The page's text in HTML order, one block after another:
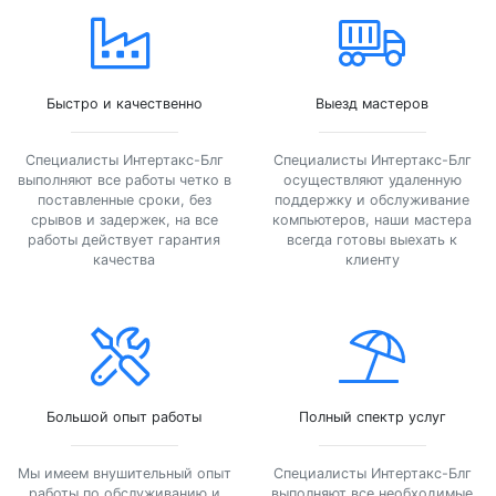
Быстро и качественно
Специалисты Интертакс-Блг
выполняют все работы четко в
поставленные сроки, без
срывов и задержек, на все
работы действует гарантия
качества
Выезд мастеров
Специалисты Интертакс-Блг
осуществляют удаленную
поддержку и обслуживание
компьютеров, наши мастера
всегда готовы выехать к
клиенту
Большой опыт работы
Мы имеем внушительный опыт
Полный спектр услуг
Специалисты Интертакс-Блг